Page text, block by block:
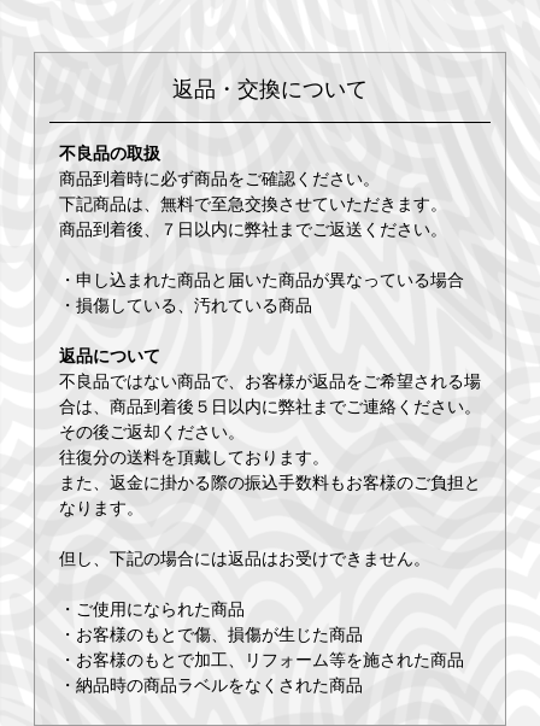
返品・交換について
不良品の取扱
商品到着時に必ず商品をご確認ください。
下記商品は、無料で至急交換させていただきます。
商品到着後、７日以内に弊社までご返送ください。
・申し込まれた商品と届いた商品が異なっている場合
・損傷している、汚れている商品
返品について
不良品ではない商品で、お客様が返品をご希望される場
合は、商品到着後５日以内に弊社までご連絡ください。
その後ご返却ください。
往復分の送料を頂戴しております。
また、返金に掛かる際の振込手数料もお客様のご負担と
なります。
但し、下記の場合には返品はお受けできません。
・ご使用になられた商品
・お客様のもとで傷、損傷が生じた商品
・お客様のもとで加工、リフォーム等を施された商品
・納品時の商品ラベルをなくされた商品